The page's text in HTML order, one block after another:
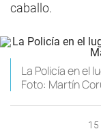
caballo.
La Policía en el
Foto: Martín
15